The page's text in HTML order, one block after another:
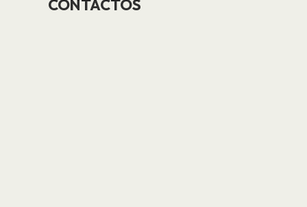
CONTACTOS